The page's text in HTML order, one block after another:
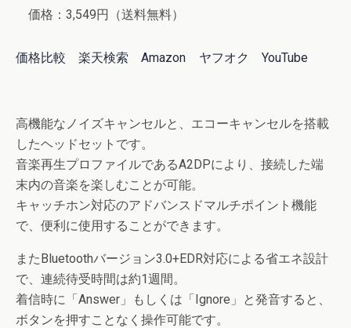
価格：3,549円（送料無料）
価格比較 楽天検索 Amazon ヤフオク YouTube
高機能なノイズキャンセルと、エコーキャンセルを搭載
したヘッドセットです。
音楽再生プロファイルであるA2DPにより、接続した端
末内の音楽を楽しむことが可能。
キャッチホン対応のアドバンスドマルチポイント機能
で、便利に使用することができます。
またBluetoothバージョン3.0+EDR対応による省エネ設計
で、連続待受時間は約1週間。
着信時に「Answer」もしくは「Ignore」と発音すると、
ボタンを押すことなく操作可能です。